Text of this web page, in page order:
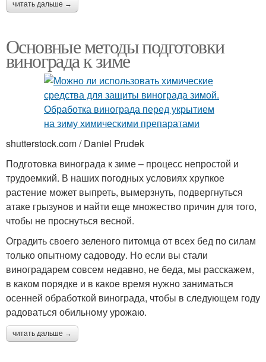
читать дальше →
Основные методы подготовки
винограда к зиме
shutterstock.com / Daniel Prudek
Подготовка винограда к зиме – процесс непростой и
трудоемкий. В наших погодных условиях хрупкое
растение может выпреть, вымерзнуть, подвергнуться
атаке грызунов и найти еще множество причин для того,
чтобы не проснуться весной.
Оградить своего зеленого питомца от всех бед по силам
только опытному садоводу. Но если вы стали
виноградарем совсем недавно, не беда, мы расскажем,
в каком порядке и в какое время нужно заниматься
осенней обработкой винограда, чтобы в следующем году
радоваться обильному урожаю.
читать дальше →